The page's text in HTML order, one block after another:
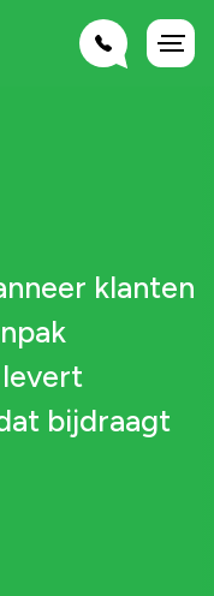
klanten
bijdraagt